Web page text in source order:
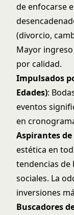
de enfocarse
(divorcio,
Mayor
por calidad.
Impulsados
Edades):
eventos
en
Aspirantes de
estética en
tendencias de
sociales. La
inversiones
Buscadores